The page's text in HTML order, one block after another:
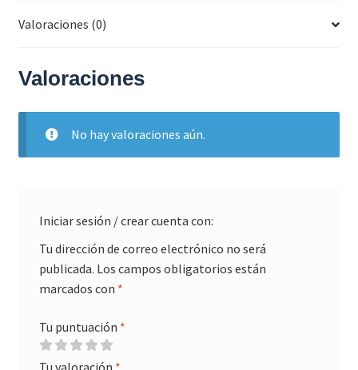
Valoraciones (0)
Valoraciones
No hay valoraciones aún.
Iniciar sesión / crear cuenta con:
Tu dirección de correo electrónico no será
publicada. Los campos obligatorios están
marcados con *
Tu puntuación *
Tu valoración *